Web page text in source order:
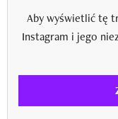
Aby wyświetlić tę
Instagram i jego